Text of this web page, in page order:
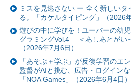
ミスを見逃さない ー 全く新しい
る。「カケルタイピング」（2026
遊びの中に学びを！ユーバーの幼
グラミングVol.4 ＜あしあとがい
（2026年7月6日）
「あそぶ＋学ぶ」が反復学習のエ
監督がAIと挑む、広告・ログイン
「NOA Games」（2026年6月4日）